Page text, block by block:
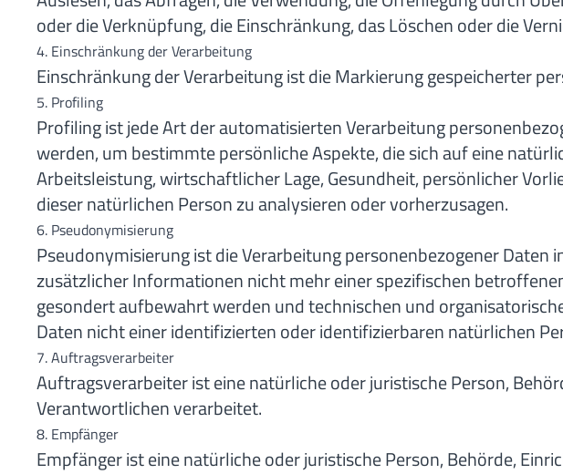
oder die Verknüpfung, die Einschränkung, das Löschen oder die
4. Einschränkung der Verarbeitung
Einschränkung der Verarbeitung ist die Markierung gespeicherter
5. Profiling
Profiling ist jede Art der automatisierten Verarbeitung
werden, um bestimmte persönliche Aspekte, die sich auf eine
Arbeitsleistung, wirtschaftlicher Lage, Gesundheit, persönlicher
dieser natürlichen Person zu analysieren oder vorherzusagen.
6. Pseudonymisierung
Pseudonymisierung ist die Verarbeitung personenbezogener
zusätzlicher Informationen nicht mehr einer spezifischen
gesondert aufbewahrt werden und technischen und
Daten nicht einer identifizierten oder identifizierbaren natürlichen
7. Auftragsverarbeiter
Auftragsverarbeiter ist eine natürliche oder juristische Person,
Verantwortlichen verarbeitet.
8. Empfänger
Empfänger ist eine natürliche oder juristische Person, Behörde,